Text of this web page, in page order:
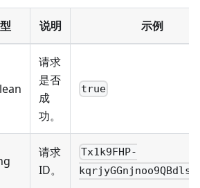
说明 示例
请求
是否
成
功。
true
请求
ID。
Tx1k9FHP-